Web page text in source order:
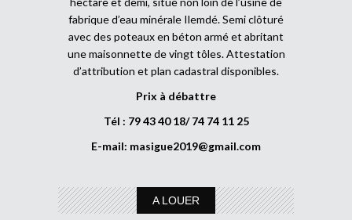
fabrique d’eau minérale Ilemdé. Semi clôturé
avec des poteaux en béton armé et abritant
une maisonnette de vingt tôles. Attestation
d’attribution et plan cadastral disponibles.
Prix à débattre
Tél : 79 43 40 18/ 74 74 11 25
E-mail: masigue2019@gmail.com
A LOUER